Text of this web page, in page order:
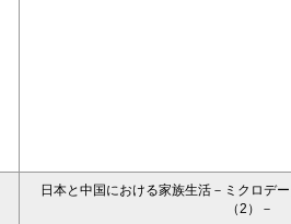
日本と中国における家族生活－ミクロデ
（2）－